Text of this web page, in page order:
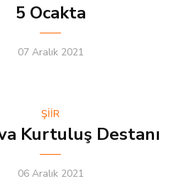
5 Ocakta
07 Aralık 2021
ŞİİR
Kurtuluş Destanı
06 Aralık 2021